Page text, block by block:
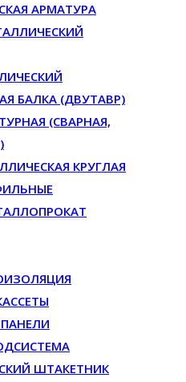
АРМАТУРА
БАЛКА (ДВУТАВР)
(СВАРНАЯ,
КРУГЛАЯ
ШТАКЕТНИК